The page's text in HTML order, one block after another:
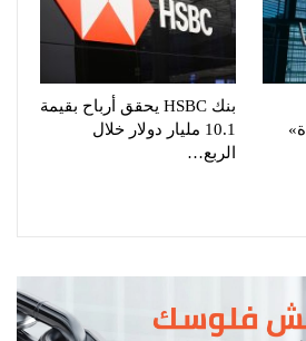
بنك HSBC يحقق أرباح بقيمة
10.1 مليار دولار خلال
الربع…